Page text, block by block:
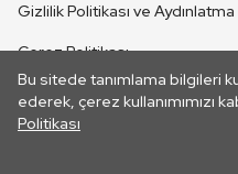
Bu sitede tanımlama bilgileri
ederek, çerez kullanımımızı
Politikası
CANLI YAYINLAR
Gizlilik Politikası ve
Çerez Politikası
İletişim
Her hakkı saklıdır. ©2026